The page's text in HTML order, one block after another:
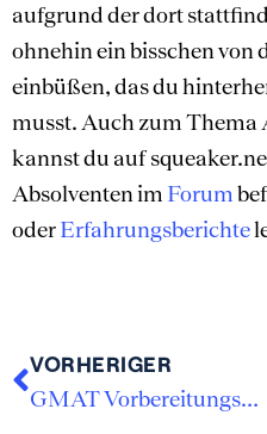
aufgrund der dort
ohnehin ein bisschen von
einbüßen, das du
musst. Auch zum
kannst du auf
Absolventen im Forum
oderErfahrungsberichte
VORHERIGER
GMAT Vorbereitungskurs mit Manhattan Review